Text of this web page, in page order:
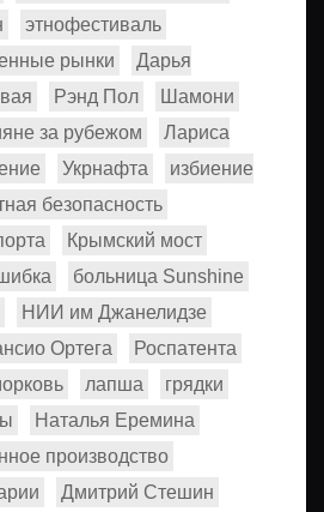
этнофестиваль
рынки
Дарья
Рэнд Пол
Шамони
за рубежом
Лариса
Укрнафта
избиение
безопасность
Крымский мост
больница Sunshine
НИИ им Джанелидзе
Ортега
Роспатента
лапша
грядки
Наталья Еремина
производство
Дмитрий Стешин